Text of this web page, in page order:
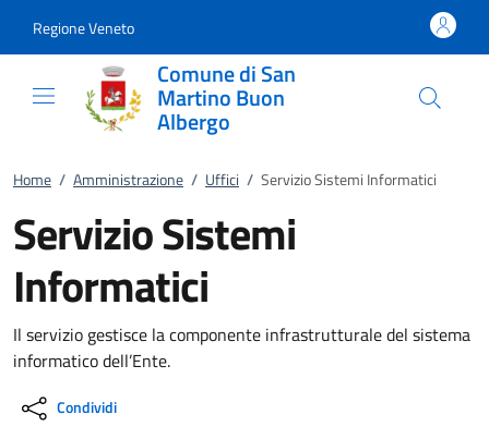
Regione Veneto
Comune di San
Martino Buon
Albergo
Home / Amministrazione / Uffici / Servizio Sistemi Informatici
Servizio Sistemi
Informatici
Il servizio gestisce la componente infrastrutturale del sistema
informatico dell’Ente.
Condividi